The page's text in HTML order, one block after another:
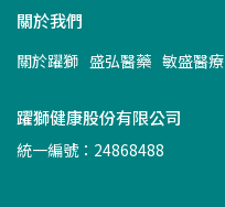
關於我們
關於躍獅 盛弘醫藥 敏盛醫療
躍獅健康股份有限公司
統一編號：24868488